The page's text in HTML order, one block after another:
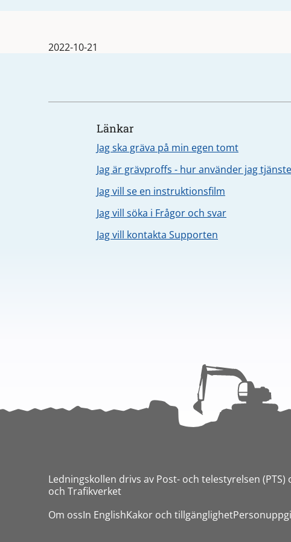
2022-10-21
Länkar
Jag ska gräva på min egen tomt
Jag är grävproffs - hur använder jag
Jag vill se en instruktionsfilm
Jag vill söka i Frågor och svar
Jag vill kontakta Supporten
Ledningskollen drivs av Post- och telestyrelsen
och Trafikverket
Om ossIn EnglishKakor och tillgänglighet